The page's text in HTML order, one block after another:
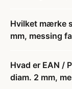
Hvilket mærke
mm, messing
Hvad er EAN /
diam. 2 mm,